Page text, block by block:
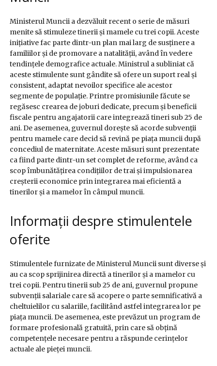
Ministerul Muncii a dezvăluit recent o serie de măsuri
menite să stimuleze tinerii și mamele cu trei copii. Aceste
inițiative fac parte dintr-un plan mai larg de susținere a
familiilor și de promovare a natalității, având în vedere
tendințele demografice actuale. Ministrul a subliniat că
aceste stimulente sunt gândite să ofere un suport real și
consistent, adaptat nevoilor specifice ale acestor
segmente de populație. Printre promisiunile făcute se
regăsesc crearea de joburi dedicate, precum și beneficii
fiscale pentru angajatorii care integrează tineri sub 25 de
ani. De asemenea, guvernul dorește să acorde subvenții
pentru mamele care decid să revină pe piața muncii după
concediul de maternitate. Aceste măsuri sunt prezentate
ca fiind parte dintr-un set complet de reforme, având ca
scop îmbunătățirea condițiilor de trai și impulsionarea
creșterii economice prin integrarea mai eficientă a
tinerilor și a mamelor în câmpul muncii.
Informații despre stimulentele
oferite
Stimulentele furnizate de Ministerul Muncii sunt diverse și
au ca scop sprijinirea directă a tinerilor și a mamelor cu
trei copii. Pentru tinerii sub 25 de ani, guvernul propune
subvenții salariale care să acopere o parte semnificativă a
cheltuielilor cu salariile, facilitând astfel integrarea lor pe
piața muncii. De asemenea, este prevăzut un program de
formare profesională gratuită, prin care să obțină
competențele necesare pentru a răspunde cerințelor
actuale ale pieței muncii.